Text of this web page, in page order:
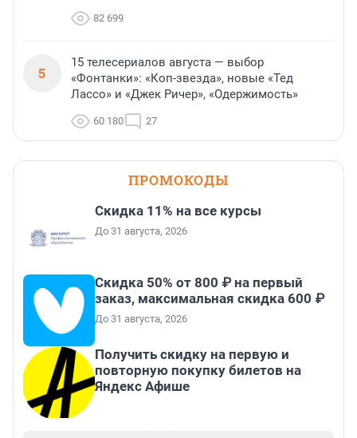
82 699
5
15 телесериалов августа — выбор
«Фонтанки»: «Коп-звезда», новые «Тед
Лассо» и «Джек Ричер», «Одержимость»
60 180 27
ПРОМОКОДЫ
Скидка 11% на все курсы
До 31 августа, 2026
Скидка 50% от 800 ₽ на первый
заказ, максимальная скидка 600 ₽
До 31 августа, 2026
Получить скидку на первую и
повторную покупку билетов на
Яндекс Афише